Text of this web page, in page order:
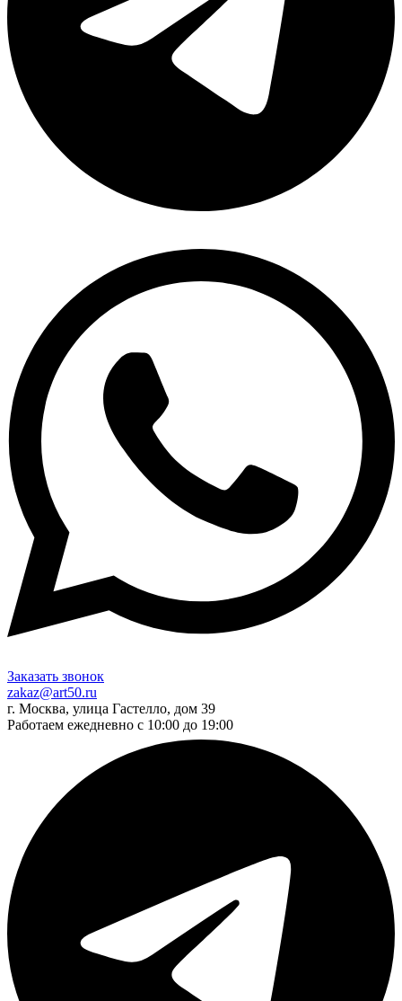
Заказать звонок
zakaz@art50.ru
г. Москва, улица Гастелло, дом 39
Работаем ежедневно с 10:00 до 19:00